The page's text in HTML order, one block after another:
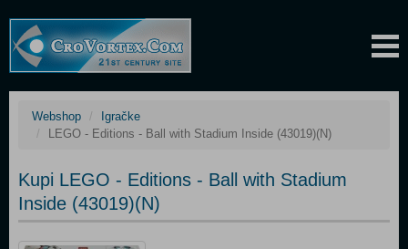
Webshop
Igračke
LEGO - Editions - Ball with Stadium Inside (43019)(N)
Kupi LEGO - Editions - Ball with Stadium
Inside (43019)(N)